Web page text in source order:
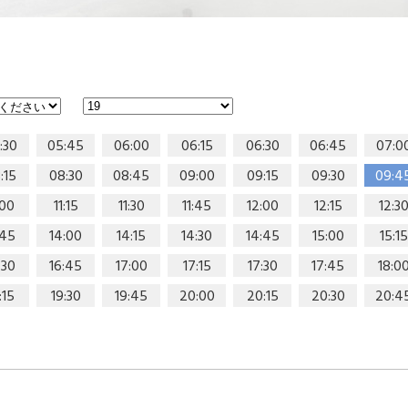
05:45 06:00 06:15 06:30 06:45
08:30 08:45 09:00 09:15 09:30
11:15 11:30 11:45 12:00 12:15
12:30
14:00 14:15 14:30 14:45 15:00
15:15
16:45 17:00 17:15 17:30 17:45
19:30 19:45 20:00 20:15 20:30